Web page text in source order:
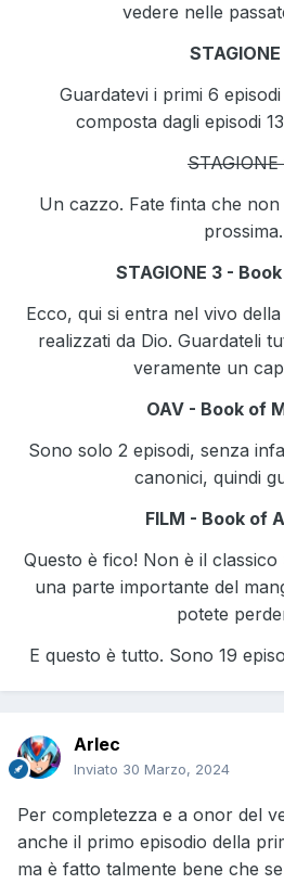
vedere nelle
STAGIONE
Guardatevi i primi 6
composta dagli episodi
STAGIONE
Un cazzo. Fate finta che non
prossima.
STAGIONE 3 -
Ecco, qui si entra nel vivo
realizzati da Dio. Guardateli
veramente un
OAV - Book of
Sono solo 2 episodi, senza
canonici, quindi
FILM - Book of
Questo è fico! Non è il
una parte importante del
potete
E questo è tutto. Sono 19
Arlec
Inviato 30 Marzo, 2024
Per completezza e a onor del
anche il primo episodio della
ma è fatto talmente bene che